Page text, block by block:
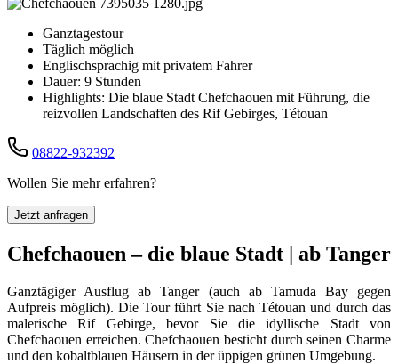
Ganztagestour
Täglich möglich
Englischsprachig mit privatem Fahrer
Dauer: 9 Stunden
Highlights: Die blaue Stadt Chefchaouen mit Führung, die
reizvollen Landschaften des Rif Gebirges, Tétouan
08822-932392
Wollen Sie mehr erfahren?
Jetzt anfragen
Chefchaouen – die blaue Stadt | ab Tanger
Ganztägiger Ausflug ab Tanger (auch ab Tamuda Bay gegen
Aufpreis möglich). Die Tour führt Sie nach Tétouan und durch das
malerische Rif Gebirge, bevor Sie die idyllische Stadt von
Chefchaouen erreichen. Chefchaouen besticht durch seinen Charme
und den kobaltblauen Häusern in der üppigen grünen Umgebung.